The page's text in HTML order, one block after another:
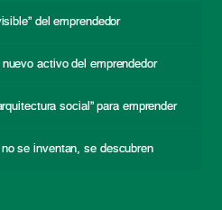
del emprendedor
activo del emprendedor
social” para emprender
se inventan, se descubren